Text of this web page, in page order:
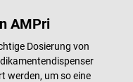
AMPri
Dosierung von
werden, um so eine